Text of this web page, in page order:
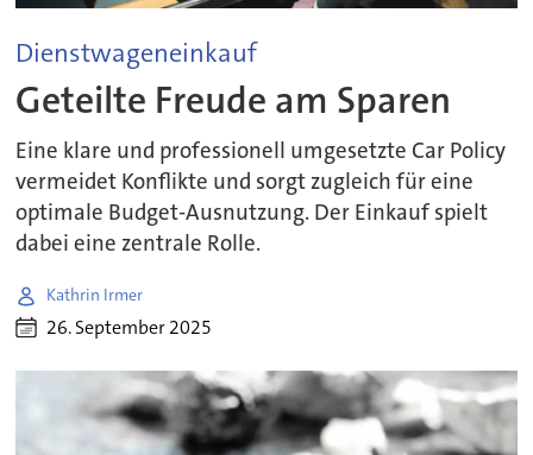
Dienstwageneinkauf
Geteilte Freude am Sparen
Eine klare und professionell umgesetzte Car Policy
vermeidet Konflikte und sorgt zugleich für eine
optimale Budget-Ausnutzung. Der Einkauf spielt
dabei eine zentrale Rolle.
Kathrin Irmer
26. September 2025